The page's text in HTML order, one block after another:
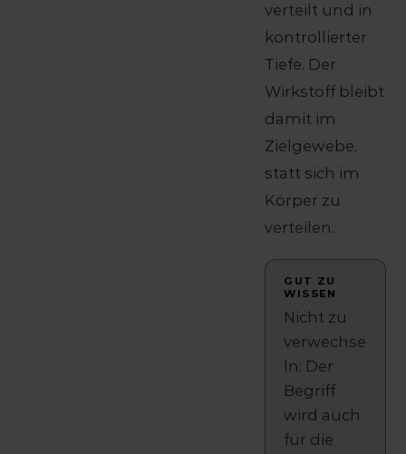
verteilt und in
kontrollierter
Tiefe. Der
Wirkstoff bleibt
damit im
Zielgewebe,
statt sich im
Körper zu
verteilen.
GUT ZU
WISSEN
Nicht zu
verwechse
ln: Der
Begriff
wird auch
für die